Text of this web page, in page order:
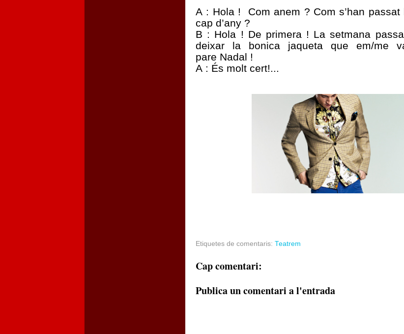
A : Hola ! Com anem ? Com s’han passat
cap d’any ?
B : Hola ! De primera ! La setmana
deixar la bonica jaqueta que em/me
pare Nadal !
A : És molt cert!...
Etiquetes de comentaris: Teatrem
Cap comentari:
Publica un comentari a l'entrada